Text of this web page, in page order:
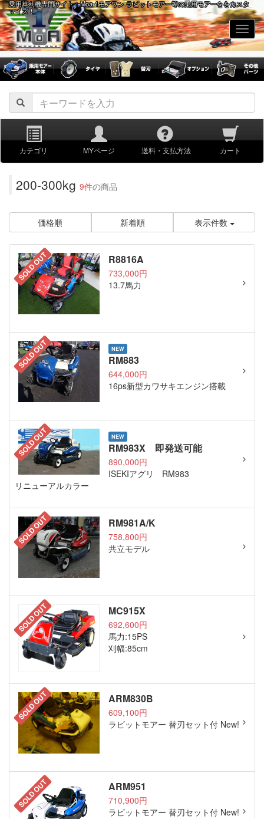
乗用草刈機専門サイト：Moa-1モアワン ラビットモアー等の乗用モアーををカスタ
マイズ！
カテゴリ MYページ 送料・支払方法 カート
200-300kg 9件の商品
価格順 新着順 表示件数
SOLD OUT R8816A
733,000円
13.7馬力
SOLD OUT NEW
RM883
644,000円
16ps新型カワサキエンジン搭載
SOLD OUT NEW
RM983X 即発送可能
890,000円
ISEKIアグリ RM983
リニューアルカラー
SOLD OUT RM981A/K
758,800円
共立モデル
SOLD OUT MC915X
692,600円
馬力:15PS
刈幅:85cm
SOLD OUT ARM830B
609,100円
ラビットモアー 替刃セット付 New!
SOLD OUT ARM951
710,900円
ラビットモアー 替刃セット付 New!